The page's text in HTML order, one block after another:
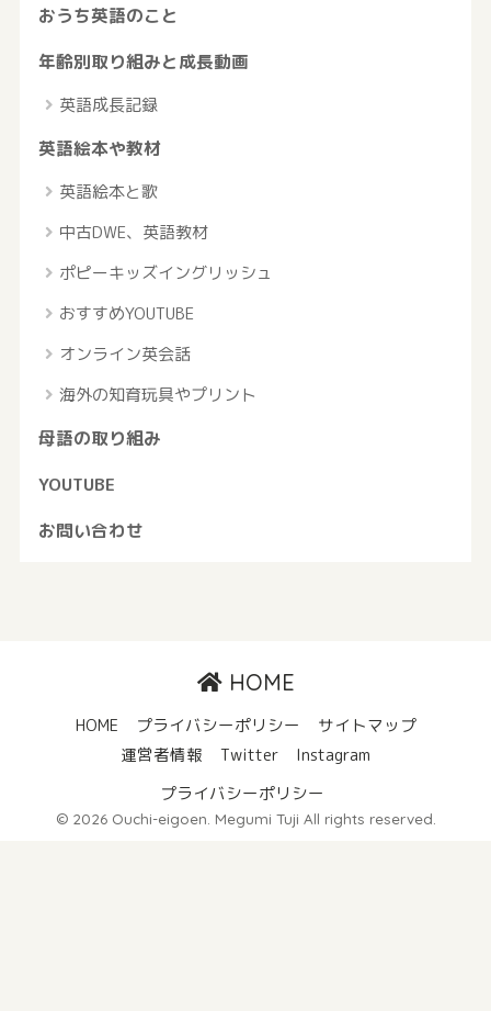
おうち英語のこと
年齢別取り組みと成長動画
英語成長記録
英語絵本や教材
英語絵本と歌
中古DWE、英語教材
ポピーキッズイングリッシュ
おすすめYOUTUBE
オンライン英会話
海外の知育玩具やプリント
母語の取り組み
YOUTUBE
お問い合わせ
HOME
HOME プライバシーポリシー
サイトマップ
運営者情報
Twitter
Instagram
プライバシーポリシー
© 2026 Ouchi-eigoen. Megumi Tuji All rights reserved.